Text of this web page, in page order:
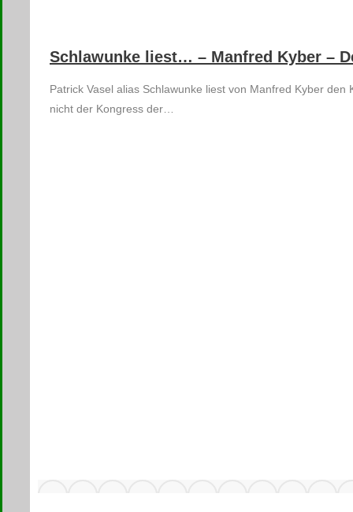
Schlawunke liest… – Manfred Kyber –
Patrick Vasel alias Schlawunke liest von Manfred Kyber
nicht der Kongress der…